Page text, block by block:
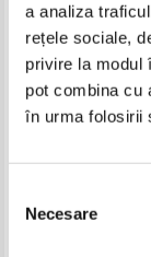
a analiza
rețele sociale,
privire la modul
pot combina cu
în urma folosirii
consimțământului
Necesare
Pret:16,00Lei